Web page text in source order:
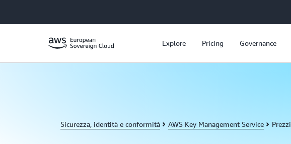
Explore Pricing Governance
Sicurezza, identità e conformità AWS Key Management Service Prezzi